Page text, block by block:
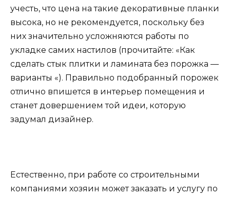
учесть, что цена на такие декоративные планки
высока, но не рекомендуется, поскольку без
них значительно усложняются работы по
укладке самих настилов (прочитайте: «Как
сделать стык плитки и ламината без порожка —
варианты «). Правильно подобранный порожек
отлично впишется в интерьер помещения и
станет довершением той идеи, которую
задумал дизайнер.
Естественно, при работе со строительными
компаниями хозяин может заказать и услугу по